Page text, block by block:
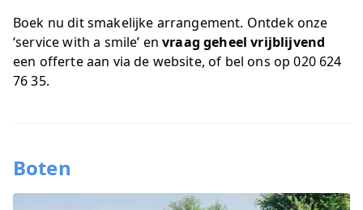
Boek nu dit smakelijke arrangement. Ontdek onze
‘service with a smile’ envraag geheel vrijblijvend
een offerteaan via de website, of bel ons op020 624
76 35.
Boten